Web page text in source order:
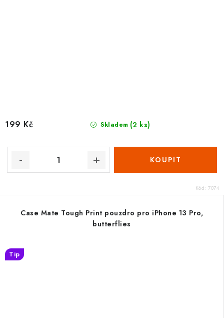
Skladem (2 ks)
199 Kč
Kód: 7074
Case Mate Tough Print pouzdro pro iPhone 13 Pro,
butterflies
Tip